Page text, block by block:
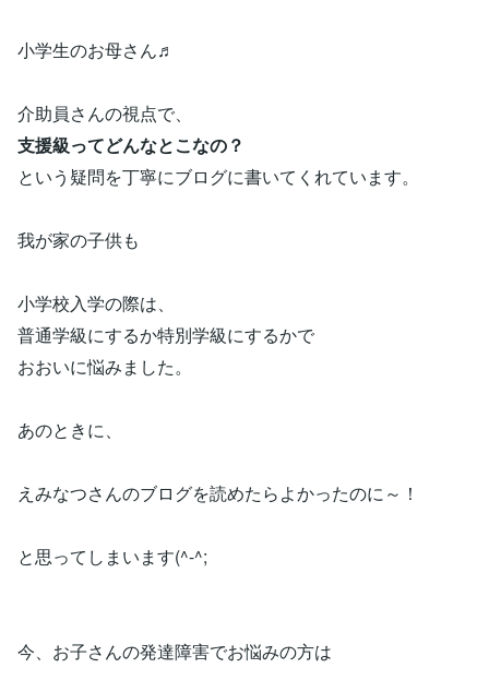
小学生のお母さん♬
介助員さんの視点で、
支援級ってどんなとこなの？
という疑問を丁寧にブログに書いてくれています。
我が家の子供も
小学校入学の際は、
普通学級にするか特別学級にするかで
おおいに悩みました。
あのときに、
えみなつさんのブログを読めたらよかったのに～！
と思ってしまいます(^-^;
今、お子さんの発達障害でお悩みの方は